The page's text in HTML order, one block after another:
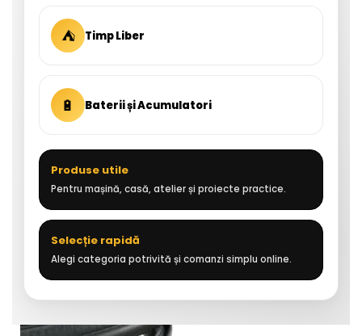
⛺ Timp Liber
🔋 Baterii și Acumulatori
Produse utile
Pentru mașină, casă, atelier și proiecte practice.
Selecție rapidă
Alegi categoria potrivită și comanzi simplu online.